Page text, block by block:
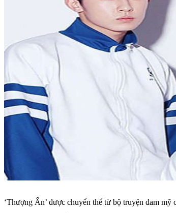
‘Thượng Ẩn’ được chuyển thể từ bộ truyện đam